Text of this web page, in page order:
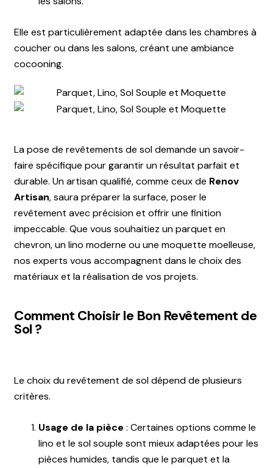
Elle est particulièrement adaptée dans les chambres à
coucher ou dans les salons, créant une ambiance
cocooning.
La pose de revêtements de sol demande un savoir-
faire spécifique pour garantir un résultat parfait et
durable. Un artisan qualifié, comme ceux de Renov
Artisan, saura préparer la surface, poser le
revêtement avec précision et offrir une finition
impeccable. Que vous souhaitiez un parquet en
chevron, un lino moderne ou une moquette moelleuse,
nos experts vous accompagnent dans le choix des
matériaux et la réalisation de vos projets.
Comment Choisir le Bon Revêtement de
Sol ?
Le choix du revêtement de sol dépend de plusieurs
critères.
Usage de la pièce : Certaines options comme le
lino et le sol souple sont mieux adaptées pour les
pièces humides, tandis que le parquet et la